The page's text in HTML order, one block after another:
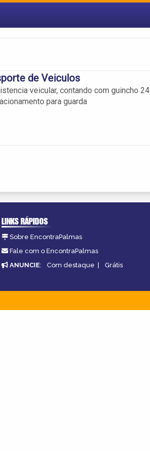
de Veiculos
veicular, contando com guincho 24
para guarda
LINKS RÁPIDOS
Sobre EncontraPalmas
Fale com o EncontraPalmas
ANUNCIE: Com destaque | Grátis